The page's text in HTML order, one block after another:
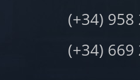
(+34) 958
(+34) 669